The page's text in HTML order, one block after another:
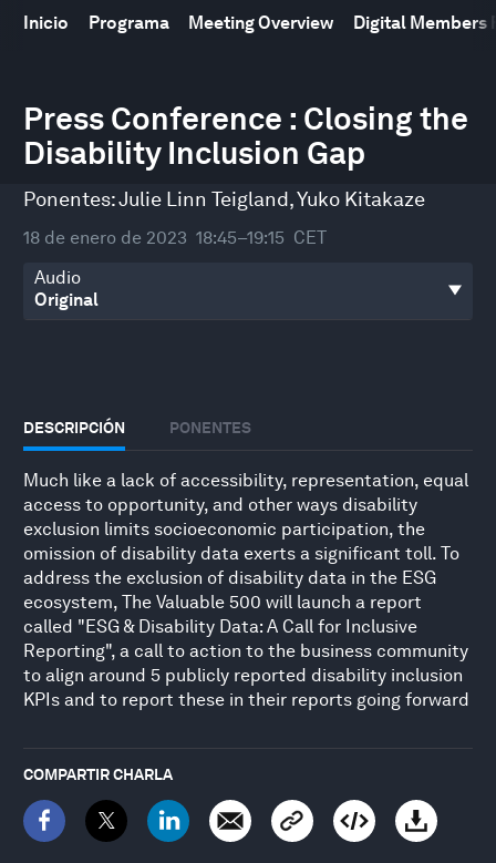
Inicio Programa Meeting Overview Digital Members
Press Conference : Closing the
Disability Inclusion Gap
Ponentes:Julie Linn Teigland,Yuko Kitakaze
18 de enero de 2023 18:45–19:15 CET
Audio
DESCRIPCIÓN PONENTES
Much like a lack of accessibility, representation, equal
access to opportunity, and other ways disability
exclusion limits socioeconomic participation, the
omission of disability data exerts a significant toll. To
address the exclusion of disability data in the ESG
ecosystem, The Valuable 500 will launch a report
called "ESG & Disability Data: A Call for Inclusive
Reporting", a call to action to the business community
to align around 5 publicly reported disability inclusion
KPIs and to report these in their reports going forward
COMPARTIR CHARLA
seconds
of
27
minutes,
seconds